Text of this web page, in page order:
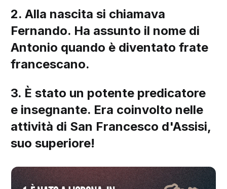
2. Alla nascita si chiamava
Fernando. Ha assunto il nome di
Antonio quando è diventato frate
francescano.
3. È stato un potente predicatore
e in segnante. Era coinvolto nelle
attività di San Francesco d'Assisi,
suo superiore!